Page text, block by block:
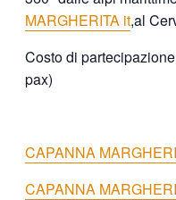
MARGHERITA it,al
Costo di
pax)
CAPANNA
CAPANNA